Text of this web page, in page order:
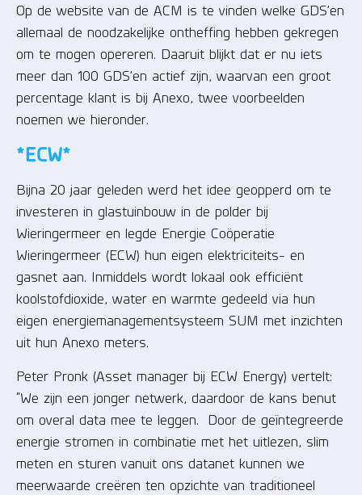
Op de website van de ACM is te vinden welke GDS’en
allemaal de noodzakelijke ontheffing hebben gekregen
om te mogen opereren. Daaruit blijkt dat er nu iets
meer dan 100 GDS’en actief zijn, waarvan een groot
percentage klant is bij Anexo, twee voorbeelden
noemen we hieronder.
*ECW*
Bijna 20 jaar geleden werd het idee geopperd om te
investeren in glastuinbouw in de polder bij
Wieringermeer en legde Energie Coöperatie
Wieringermeer (ECW) hun eigen elektriciteits- en
gasnet aan. Inmiddels wordt lokaal ook efficiënt
koolstofdioxide, water en warmte gedeeld via hun
eigen energiemanagementsysteem SUM met inzichten
uit hun Anexo meters.
Peter Pronk (Asset manager bij ECW Energy) vertelt:
“We zijn een jonger netwerk, daardoor de kans benut
om overal data mee te leggen. Door de geïntegreerde
energie stromen in combinatie met het uitlezen, slim
meten en sturen vanuit ons datanet kunnen we
meerwaarde creëren ten opzichte van traditioneel